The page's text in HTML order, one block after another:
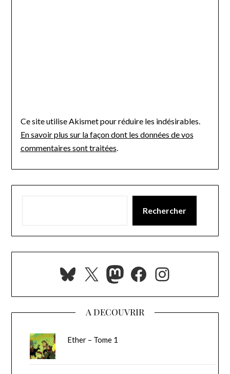
Ce site utilise Akismet pour réduire les indésirables.
En savoir plus sur la façon dont les données de vos
commentaires sont traitées.
Rechercher
Bluesky
X Mastodon
Facebook
A DECOUVRIR
Ether – Tome 1